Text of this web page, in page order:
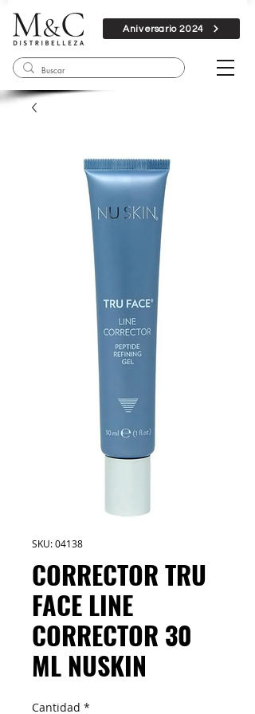
Aniversario 2024
SKU: 04138
CORRECTOR TRU
FACE LINE
CORRECTOR 30
ML NUSKIN
Cantidad *